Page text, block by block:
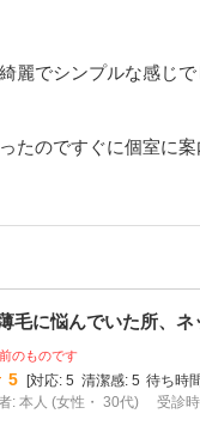
麗でシンプルな感じで
たのですぐに個室に
毛に悩んでいた所、ネ
のものです
5 対応: 5 清潔感: 5 待ち時
: 本人 (女性・ 30代) 受診